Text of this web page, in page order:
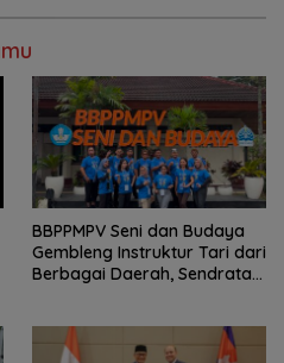
BBPPMPV Seni dan Budaya
Gembleng Instruktur Tari dari
Berbagai Daerah, Sendratari